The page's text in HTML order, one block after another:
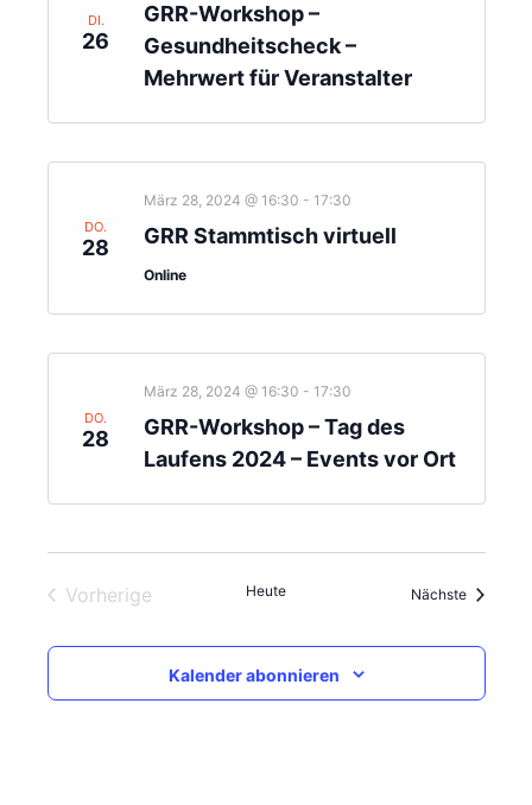
DI.
26
GRR-Workshop –
Gesundheitscheck –
Mehrwert für Veranstalter
DO.
28 GRR Stammtisch virtuell
März 28, 2024 @ 16:30 - 17:30
Online
DO.
28
GRR-Workshop – Tag des
Laufens 2024 – Events vor Ort
März 28, 2024 @ 16:30 - 17:30
Vorherige
Heute Nächste
Kalender abonnieren